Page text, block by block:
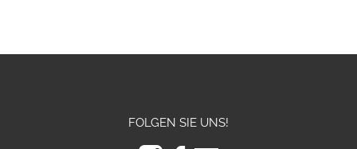
FOLGEN SIE UNS!